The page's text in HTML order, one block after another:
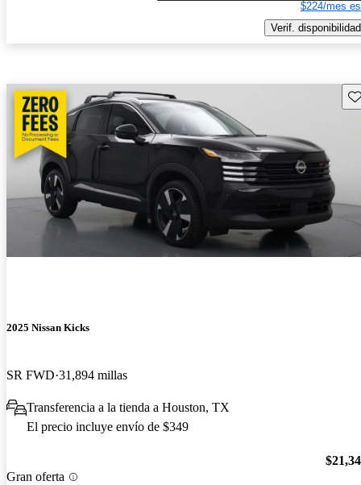
$224/mes
Verif. disponibilidad
2025 Nissan Kicks
SR FWD 31,894 millas
Transferencia a la tienda a Houston, TX
El precio incluye envío de $349
Gran oferta